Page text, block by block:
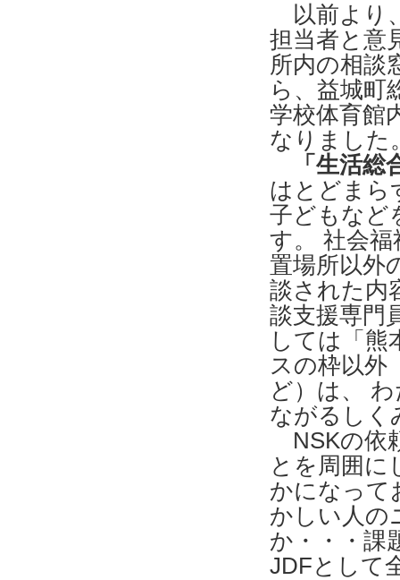
以前より
担当者と意
所内の相談
ら、益城町
学校体育館
なりました
「生活
はとどまら
子どもなど
す。 社会
置場所以外
談された内
談支援専門
しては「熊
スの枠以外
ど）は、
ながるしく
NSKの依
とを周囲に
かになって
かしい人の
か・・・課
JDFとして